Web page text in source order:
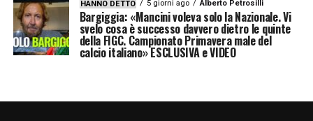
HANNO DETTO 5 giorni ago Alberto Petrosilli
Bargiggia: «Mancini voleva solo la Nazionale. Vi
svelo cosa è successo davvero dietro le quinte
della FIGC. Campionato Primavera male del
calcio italiano» ESCLUSIVA e VIDEO